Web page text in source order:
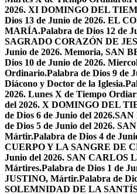
2026. XI DOMINGO DEL
Dios 13 de Junio de 2026. EL
MARÍA.Palabra de Dios 12 de
SAGRADO CORAZÓN DE
Junio de 2026. Memoria, SAN
Dios 10 de Junio de 2026.
Ordinario.Palabra de Dios 9 de
Diácono y Doctor de la Iglesia.
2026. Lunes X de Tiempo
del 2026. X DOMINGO DEL
de Dios 6 de Junio del
de Dios 5 de Junio del 2026.
Mártir.Palabra de Dios 4 de
CUERPO Y LA SANGRE DE
Junio del 2026. SAN CARLOS
Mártires.Palabra de Dios 1 de
JUSTINO, Mártir.Palabra de
SOLEMNIDAD DE LA